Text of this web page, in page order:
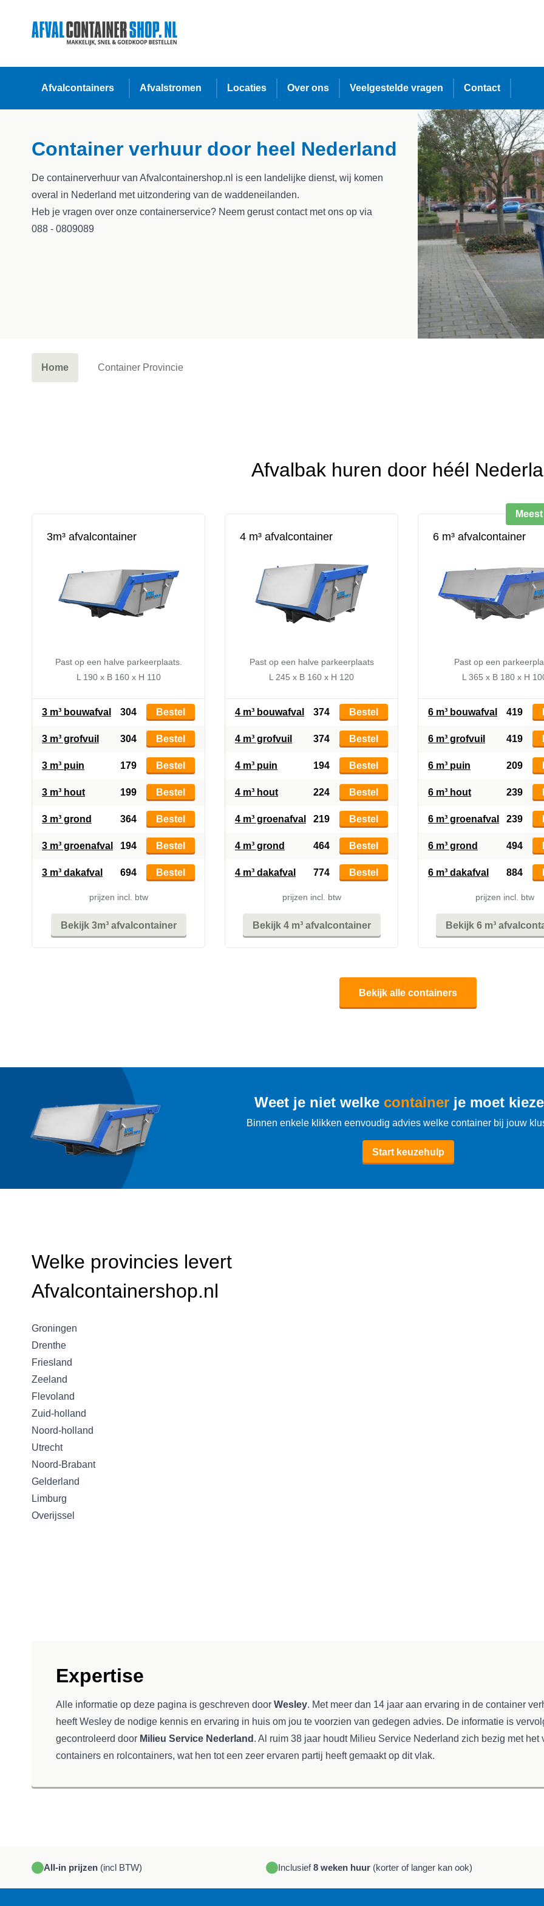
Afvalcontainers Afvalstromen Locaties Over ons Veelgestelde vragen Contact
Container verhuur door heel Nederland
De containerverhuur van Afvalcontainershop.nl is een landelijke dienst, wij komen
overal in Nederland met uitzondering van de waddeneilanden.
Heb je vragen over onze containerservice? Neem gerust contact met ons op via
088 - 0809089
Home Container Provincie
Afvalbak huren door héél
3m³ afvalcontainer
Past op een halve parkeerplaats.
L 190 x B 160 x H 110
3 m³ bouwafval 304 Bestel
3 m³ grofvuil 304 Bestel
3 m³ puin 179 Bestel
3 m³ hout 199 Bestel
3 m³ grond 364 Bestel
3 m³ groenafval 194 Bestel
3 m³ dakafval 694 Bestel
prijzen incl. btw
Bekijk 3m³ afvalcontainer
4 m³ afvalcontainer
Past op een halve parkeerplaats
L 245 x B 160 x H 120
4 m³ bouwafval 374 Bestel
4 m³ grofvuil 374 Bestel
4 m³ puin 194 Bestel
4 m³ hout 224 Bestel
4 m³ groenafval 219 Bestel
4 m³ grond 464 Bestel
4 m³ dakafval 774 Bestel
prijzen incl. btw
Bekijk 4 m³ afvalcontainer
6 m³ afvalcontainer
Past op een
L 365 x B 180 x H
6 m³ bouwafval 419
6 m³ grofvuil 419
6 m³ puin 209
6 m³ hout 239
6 m³ groenafval 239
6 m³ grond 494
6 m³ dakafval 884
prijzen incl. btw
Bekijk 6 m³
Bekijk alle containers
Weet je niet welke containerje moet
Binnen enkele klikken eenvoudig advies welke container bij jouw
Start keuzehulp
Welke provincies levert
Afvalcontainershop.nl
Groningen
Drenthe
Friesland
Zeeland
Flevoland
Zuid-holland
Noord-holland
Utrecht
Noord-Brabant
Gelderland
Limburg
Overijssel
Expertise
Alle informatie op deze pagina is geschreven door Wesley. Met meer dan 14 jaar aan ervaring in de container
heeft Wesley de nodige kennis en ervaring in huis om jou te voorzien van gedegen advies. De informatie is
gecontroleerd door Milieu Service Nederland . Al ruim 38 jaar houdt Milieu Service Nederland zich bezig met het
containers en rolcontainers, wat hen tot een zeer ervaren partij heeft gemaakt op dit vlak.
All-in prijzen (incl BTW) Inclusief8 weken huur(korter of langer kan ook)